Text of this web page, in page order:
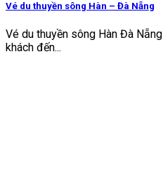
Vé du thuyền sông Hàn – Đà Nẵng
Vé du thuyền sông Hàn Đà
khách đến...